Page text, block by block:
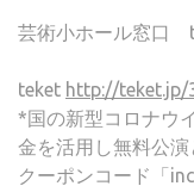
芸術小ホール窓口
teket http://teket.jp/
*国の新型コロナウ
金を活用し無料公演
クーポンコード「